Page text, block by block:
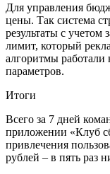
Для управления
цены. Так система
результаты с учетом
лимит, который
алгоритмы работали
параметров.
Итоги
Всего за 7 дней
приложении «Клуб
привлечения
рублей – в пять раз